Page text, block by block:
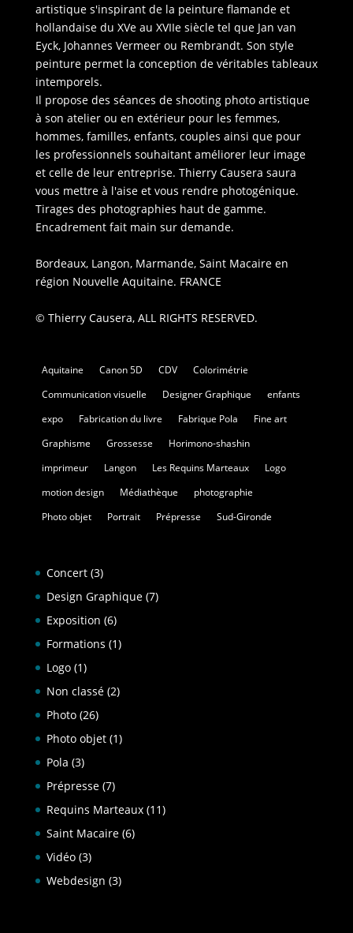
artistique s'inspirant de la peinture flamande et
hollandaise du XVe au XVIIe siècle tel que Jan van
Eyck, Johannes Vermeer ou Rembrandt. Son style
peinture permet la conception de véritables tableaux
intemporels.
Il propose des séances de shooting photo artistique
à son atelier ou en extérieur pour les femmes,
hommes, familles, enfants, couples ainsi que pour
les professionnels souhaitant améliorer leur image
et celle de leur entreprise. Thierry Causera saura
vous mettre à l'aise et vous rendre photogénique.
Tirages des photographies haut de gamme.
Encadrement fait main sur demande.
Bordeaux, Langon, Marmande, Saint Macaire en
région Nouvelle Aquitaine. FRANCE
© Thierry Causera, ALL RIGHTS RESERVED.
Aquitaine Canon 5D CDV
Colorimétrie
Communication visuelle
Designer Graphique
enfants
expo
Fabrication du livre Fabrique Pola
Fine art
Graphisme
Grossesse
Horimono-shashin
imprimeur
Langon Les Requins Marteaux
Logo
motion design
Médiathèque
photographie
Photo objet
Portrait Prépresse Sud-Gironde
Concert(3)
Design Graphique(7)
Exposition (6)
Formations (1)
Logo(1)
Non classé(2)
Photo(26)
Photo objet(1)
Pola (3)
Prépresse(7)
Requins Marteaux(11)
Saint Macaire(6)
Vidéo(3)
Webdesign (3)